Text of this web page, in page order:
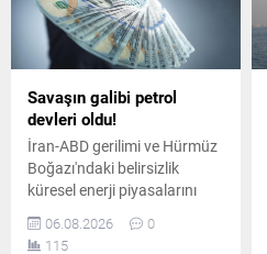
Savaşın galibi petrol
devleri oldu!
İran-ABD gerilimi ve Hürmüz
Boğazı'ndaki belirsizlik
küresel enerji piyasalarını
büyük sekiz petrol şirketi yılın
06.08.2026
0
115